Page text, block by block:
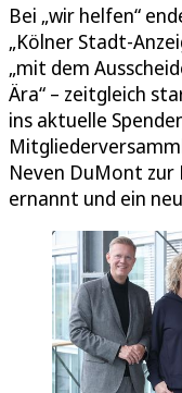
Bei „wir helfen“
„Kölner Stadt-
„mit dem
Ära“ – zeitgleich
ins aktuelle
Neven DuMont zur
ernannt und ein